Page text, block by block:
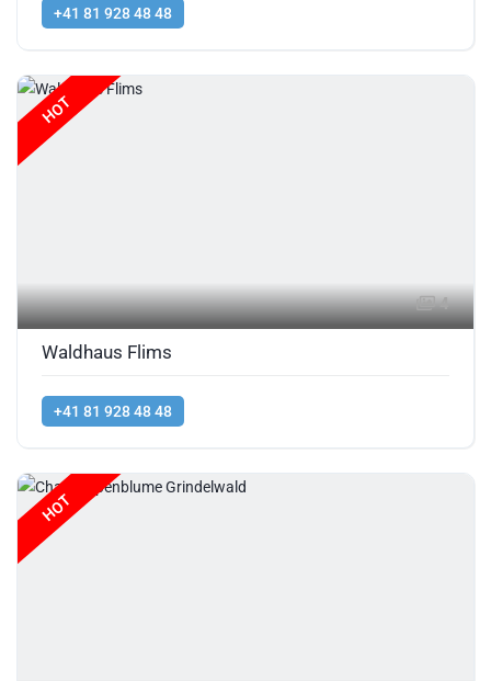
+41 81 928 48 48
HOT
4
Waldhaus Flims
+41 81 928 48 48
HOT